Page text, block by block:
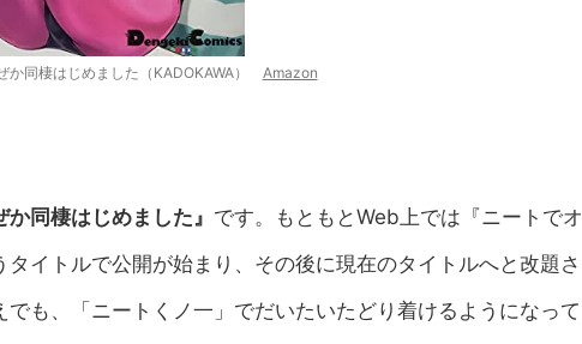
か同棲はじめました（KADOKAWA） Amazon
同棲はじめました』 です。もともとWeb上では『ニートでオ
イトルで公開が始まり、その後に現在のタイトルへと改題さ
も、「ニートくノ一」でだいたいたどり着けるようになって